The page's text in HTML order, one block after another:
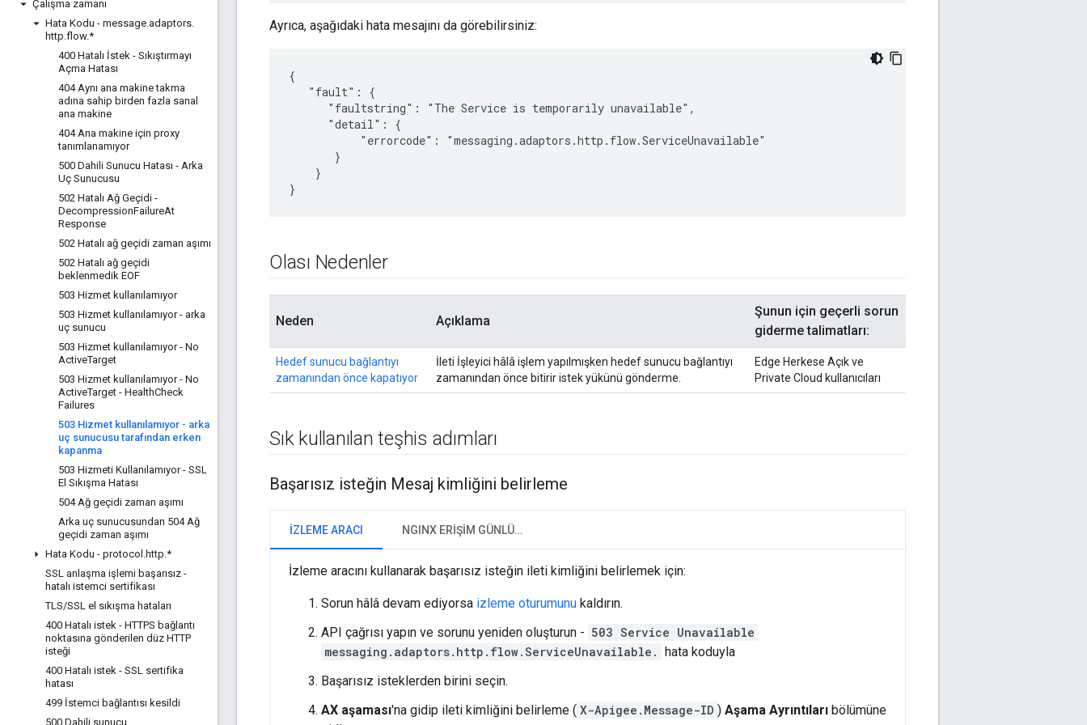
Çalışma zamanı
Hata Kodu - message.adaptors.
http.flow.*
400 Hatalı İstek - Sıkıştırmayı
Açma Hatası
404 Aynı ana makine takma
adına sahip birden fazla sanal
ana makine
404 Ana makine için proxy
tanımlanamıyor
500 Dahili Sunucu Hatası - Arka
Uç Sunucusu
502 Hatalı Ağ Geçidi -
DecompressionFailureAt
Response
502 Hatalı ağ geçidi zaman aşımı
502 Hatalı ağ geçidi
beklenmedik EOF
503 Hizmet kullanılamıyor
503 Hizmet kullanılamıyor - arka
uç sunucu
503 Hizmet kullanılamıyor - No
ActiveTarget
503 Hizmet kullanılamıyor - No
ActiveTarget - HealthCheck
Failures
503 Hizmet kullanılamıyor - arka
uç sunucusu tarafından erken
kapanma
503 Hizmeti Kullanılamıyor - SSL
El Sıkışma Hatası
504 Ağ geçidi zaman aşımı
Arka uç sunucusundan 504 Ağ
geçidi zaman aşımı
Hata Kodu - protocol .http.*
SSL anlaşma işlemi başarısız -
hatalı istemci sertifikası
TLS/SSL el sıkışma hataları
400 Hatalı istek - HTTPS bağlantı
noktasına gönderilen düz HTTP
isteği
400 Hatalı istek - SSL sertifika
hatası
499 İstemci bağlantısı kesildi
500 Dahili sunucu
Ayrıca, aşağıdaki hata mesajını da görebilirsiniz:
{
   "fault": {
      "faultstring": "The Service is temporarily unavailable",
      "detail": {
           "errorcode": "messaging.adaptors.http.flow.ServiceUnavailable"
       }
    }
}
Olası Nedenler
Neden Açıklama
Şunun için geçerli sorun
giderme talimatları:
Hedef sunucu bağlantıyı
zamanından önce kapatıyor
İleti İşleyici hâlâ işlem yapılmışken hedef sunucu bağlantıyı
zamanından önce bitirir istek yükünü gönderme.
Edge Herkese Açık ve
Private Cloud kullanıcıları
Sık kullanılan teşhis adımları
Başarısız isteğin Mesaj kimliğini belirleme
İZLEME ARACI NGINX ERIŞIM GÜNLÜKLERI
İzleme aracını kullanarak başarısız isteğin ileti kimliğini belirlemek için:
Sorun hâlâ devam ediyorsa izleme oturumunu kaldırın.
API çağrısı yapın ve sorunu yeniden oluşturun - 503 Service Unavailable
messaging.adaptors.http.flow.ServiceUnavailable. hata koduyla
Başarısız isteklerden birini seçin.
AX aşaması'na gidip ileti kimliğini belirleme ( X-Apigee.Message-ID ) Aşama Ayrıntıları bölümüne